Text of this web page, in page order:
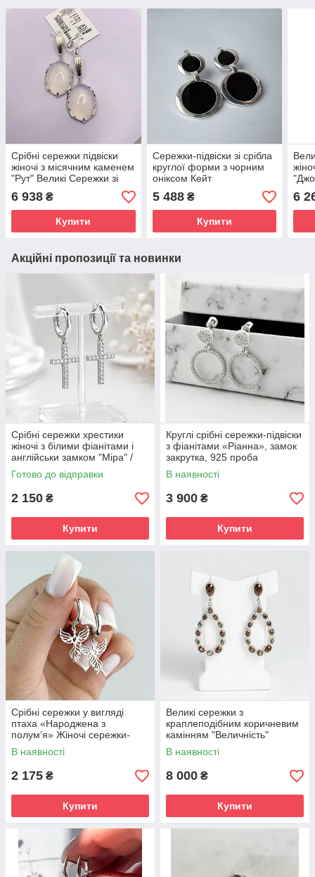
Срібні сережки підвіски
жіночі з місячним каменем
"Рут" Великі Сережки зі
срібла 925 проби
6 938 ₴
Купити
Сережки-підвіски зі срібла
круглої форми з чорним
оніксом Кейт
5 488₴
Купити
6
Акційні пропозиції та новинки
Срібні сережки хрестики
жіночі з білими фіанітами і
англійськи замком "Міра" /
Стильні сережки срібло з
камінням
Готово до відправки
2 150 ₴
Купити
Круглі срібні сережки-підвіски
з фіанітами «Ріанна», замок
закрутка, 925 проба
В наявності
3 900 ₴
Купити
Срібні сережки у вигляді
птаха «Народжена з
полум’я» Жіночі сережки-
фенікс срібні 925 проба
В наявності
2 175 ₴
Купити
Великі сережки з
краплеподібним коричневим
камінням "Величність"
В наявності
8 000 ₴
Купити